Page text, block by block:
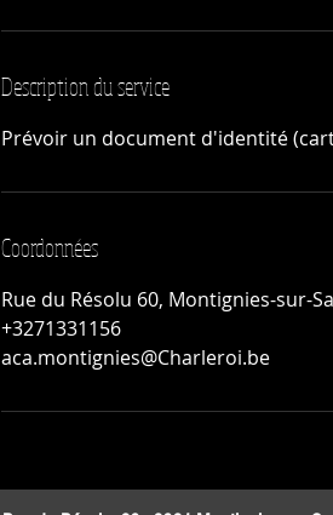
Description du service
Prévoir un document d'identité
Coordonnées
Rue du Résolu 60, Montignies-sur-
+3271331156
aca.montignies@Charleroi.be